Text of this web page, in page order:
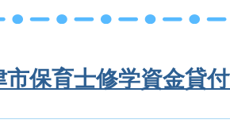
市保育士修学資金貸